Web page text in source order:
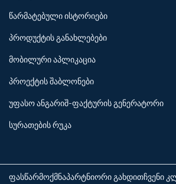
წარმატებული ისტორიები
პროდუქტის განახლებები
მობილური აპლიკაცია
პროექტის შაბლონები
უფასო ანგარიშ-ფაქტურის გენერატორი
სურათების რუკა
ფასწარმოქმნაპარტნიორი გახდითჩვენი